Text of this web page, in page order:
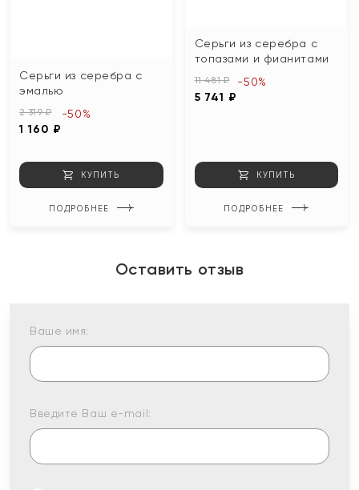
Серьги из серебра с
эмалью
2 319 ₽
1 160 ₽
-50%
КУПИТЬ
ПОДРОБНЕЕ
Серьги из серебра с
топазами и фианитами
11 481 ₽
5 741 ₽
-50%
КУПИТЬ
ПОДРОБНЕЕ
Оставить отзыв
Ваше имя:
Введите Ваш e-mail: